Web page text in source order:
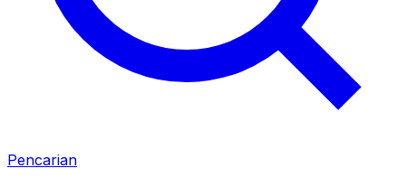
Pencarian